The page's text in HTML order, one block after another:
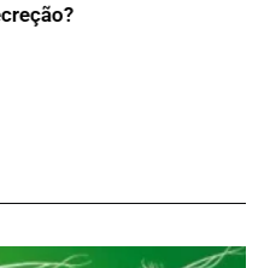
O que é a Glândula